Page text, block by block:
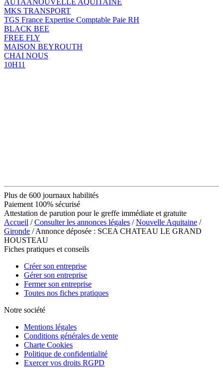
MKS TRANSPORT
TGS France Expertise Comptable Paie RH
BLACK BEE
FREE FLY
MAISON BEYROUTH
CHAI NOUS
10H11
Plus de 600 journaux habilités
Paiement 100% sécurisé
Attestation de parution pour le greffe immédiate et gratuite
Accueil /Consulter les annonces légales /Nouvelle Aquitaine /
Gironde / Annonce déposée : SCEA CHATEAU LE GRAND
HOUSTEAU
Fiches pratiques et conseils
Créer son entreprise
Gérer son entreprise
Fermer son entreprise
Toutes nos fiches pratiques
Notre société
Mentions légales
Conditions générales de vente
Charte Cookies
Politique de confidentialité
Exercer vos droits RGPD